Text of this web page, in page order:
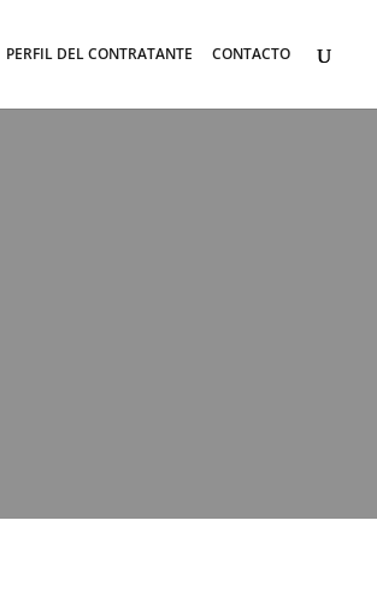
PERFIL DEL CONTRATANTE CONTACTO